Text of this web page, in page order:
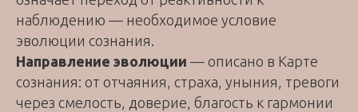
наблюдению — необходимое условие
эволюции сознания.
Направление эволюции — описано в Карте
сознания: от отчаяния, страха, уныния, тревоги
через смелость, доверие, благость к гармонии